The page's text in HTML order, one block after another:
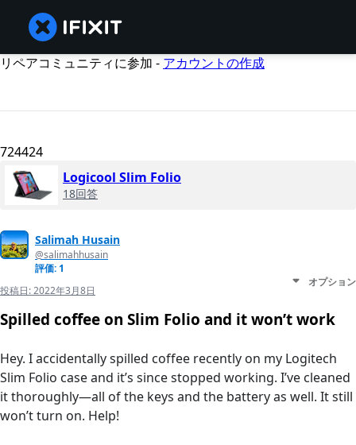
リペアコミュニティに参加 - アカウントの作成
724424
Logicool Slim Folio
18回答
Salimah Husain
@salimahhusain
評価: 1
投稿日:2022年3月8日
オプション
Spilled coffee on Slim Folio and it won’t work
Hey. I accidentally spilled coffee recently on my Logitech
Slim Folio case and it’s since stopped working. I’ve cleaned
it thoroughly—all of the keys and the battery as well. It still
won’t turn on. Help!